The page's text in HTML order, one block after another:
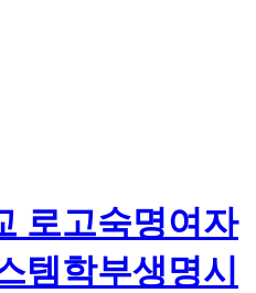
로고숙명여자
템학부생명시